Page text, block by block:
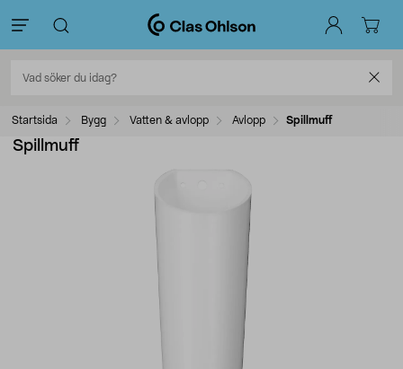
Startsida Bygg Vatten & avlopp Avlopp Spillmuff
Spillmuff